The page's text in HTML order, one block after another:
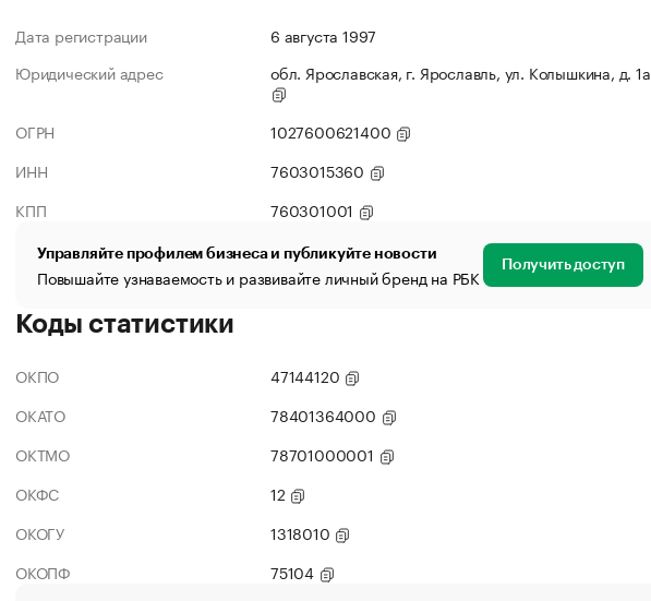
Дата регистрации
6 августа 1997
Юридический адрес
обл. Ярославская, г. Ярославль, ул. Колышкина, д. 1а
ОГРН
1027600621400
ИНН
7603015360
КПП
760301001
Управляйте профилем бизнеса и публикуйте новости
Повышайте узнаваемость и развивайте личный бренд на РБК Получить доступ
Коды статистики
ОКПО
47144120
ОКАТО
78401364000
ОКТМО
78701000001
ОКФС
12
ОКОГУ
1318010
ОКОПФ
75104